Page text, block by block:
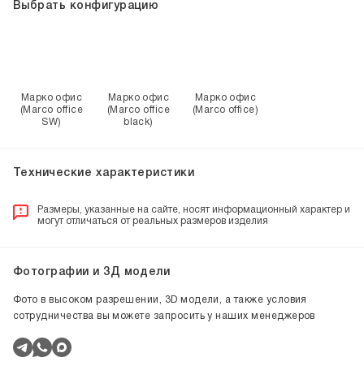
Выбрать конфигурацию
Марко офис
(Marco office
SW)
Марко офис
(Marco office
black)
Марко офис
(Marco office)
Технические характеристики
Размеры, указанные на сайте, носят информационный характер и
могут отличаться от реальных размеров изделия
Фотографии и 3Д модели
Фото в высоком разрешении, 3D модели, а также условия
сотрудничества вы можете запросить у наших менеджеров